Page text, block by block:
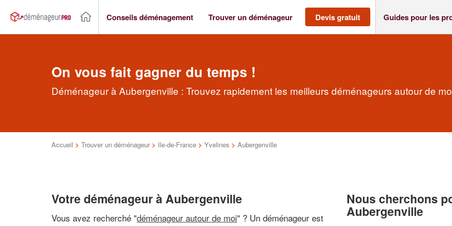
Conseils déménagement Trouver un déménageur Devis gratuit Guides pour les
On vous fait gagner du temps !
Déménageur à Aubergenville : Trouvez rapidement les meilleurs déménageurs autour de
Accueil > Trouver un déménageur > Ile-de-France > Yvelines > Aubergenville
Votre déménageur à Aubergenville
Vous avez recherché "déménageur autour de moi" ? Un déménageur est
Nous cherchons
Aubergenville